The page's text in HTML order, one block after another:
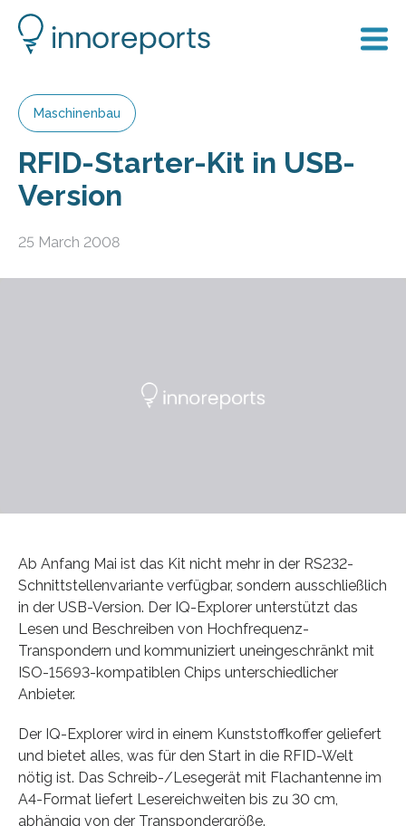
Maschinenbau
RFID-Starter-Kit in USB-
Version
25 March 2008
Ab Anfang Mai ist das Kit nicht mehr in der RS232-
Schnittstellenvariante verfügbar, sondern ausschließlich
in der USB-Version. Der IQ-Explorer unterstützt das
Lesen und Beschreiben von Hochfrequenz-
Transpondern und kommuniziert uneingeschränkt mit
ISO-15693-kompatiblen Chips unterschiedlicher
Anbieter.
Der IQ-Explorer wird in einem Kunststoffkoffer geliefert
und bietet alles, was für den Start in die RFID-Welt
nötig ist. Das Schreib-/Lesegerät mit Flachantenne im
A4-Format liefert Lesereichweiten bis zu 30 cm,
abhängig von der Transpondergröße.